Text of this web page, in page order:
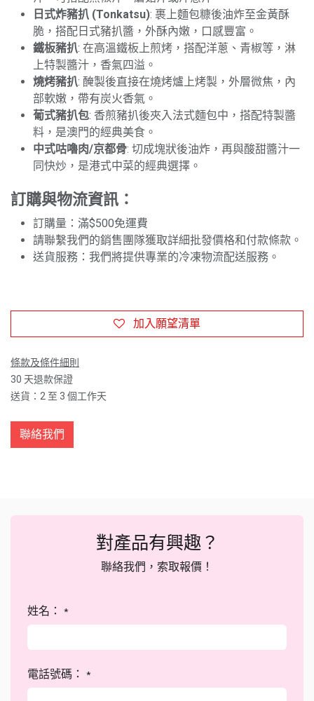
日式炸豬扒 (Tonkatsu): 裹上麵包糠後油炸至金黃酥
脆，搭配日式豬扒醬，外酥內嫩，口感豐富。
鐵板豬扒: 在高溫鐵板上煎烤，搭配洋蔥、青椒等，淋
上特製醬汁，香氣四溢。
燒烤豬扒: 醃製後直接在燒烤爐上烤製，外層微焦，內
部軟嫩，帶有炭火香氣。
葡式豬扒包: 香煎豬扒後夾入法式麵包中，搭配特製醬
料，是澳門的經典美食。
中式咕嚕肉/京都骨: 切成塊狀後油炸，再與酸甜醬汁一
同快炒，是港式中菜的經典選擇。
訂購與物流資訊：
訂購量：滿$500免運費
請聯繫我們的銷售團隊獲取詳細批發價格和付款條款。
送貨服務：我們將提供專業的冷凍物流配送服務。
加入願望清單
條款及條件細則
30 天退款保證
送貨：2 至 3 個工作天
聯絡我們
對產品有興趣？
聯絡我們，索取報價！
姓名： *
電話號碼： *